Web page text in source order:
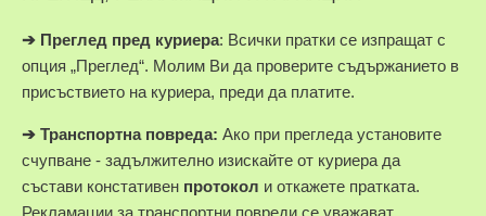
➔ Преглед пред куриера: Всички пратки се изпращат с
опция „Преглед“. Молим Ви да проверите съдържанието в
присъствието на куриера, преди да платите.
➔ Транспортна повреда: Ако при прегледа установите
счупване - задължително изискайте от куриера да
състави констативен протокол и откажете пратката.
Рекламации за транспортни повреди се уважават